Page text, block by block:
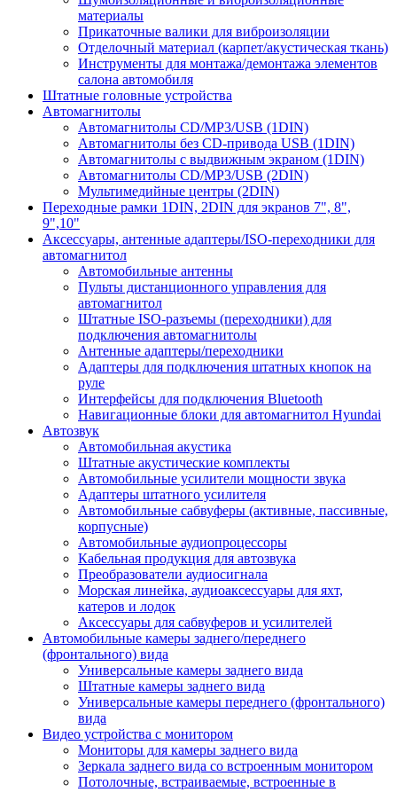
материалы
Прикаточные валики для виброизоляции
Отделочный материал (карпет/акустическая ткань)
Инструменты для монтажа/демонтажа элементов
салона автомобиля
Штатные головные устройства
Автомагнитолы
Автомагнитолы CD/MP3/USB (1DIN)
Автомагнитолы без CD-привода USB (1DIN)
Автомагнитолы с выдвижным экраном (1DIN)
Автомагнитолы CD/MP3/USB (2DIN)
Мультимедийные центры (2DIN)
Переходные рамки 1DIN, 2DIN для экранов 7", 8",
9",10"
Аксессуары, антенные адаптеры/ISO-переходники для
автомагнитол
Автомобильные антенны
Пульты дистанционного управления для
автомагнитол
Штатные ISO-разъемы (переходники) для
подключения автомагнитолы
Антенные адаптеры/переходники
Адаптеры для подключения штатных кнопок на
руле
Интерфейсы для подключения Bluetooth
Навигационные блоки для автомагнитол Hyundai
Автозвук
Автомобильная акустика
Штатные акустические комплекты
Автомобильные усилители мощности звука
Адаптеры штатного усилителя
Автомобильные сабвуферы (активные, пассивные,
корпусные)
Автомобильные аудиопроцессоры
Кабельная продукция для автозвука
Преобразователи аудиосигнала
Морская линейка, аудиоаксессуары для яхт,
катеров и лодок
Аксессуары для сабвуферов и усилителей
Автомобильные камеры заднего/переднего
(фронтального) вида
Универсальные камеры заднего вида
Штатные камеры заднего вида
Универсальные камеры переднего (фронтального)
вида
Видео устройства c монитором
Мониторы для камеры заднего вида
Зеркала заднего вида со встроенным монитором
Потолочные, встраиваемые, встроенные в